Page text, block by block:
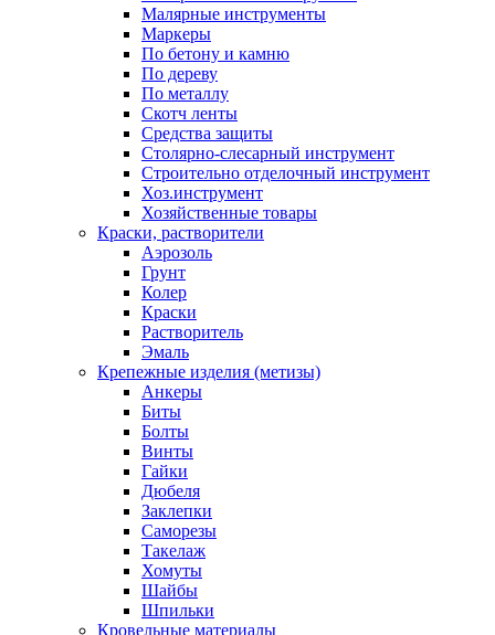
Малярные инструменты
Маркеры
По бетону и камню
По дереву
По металлу
Скотч ленты
Средства защиты
Столярно-слесарный инструмент
Строительно отделочный инструмент
Хоз.инструмент
Хозяйственные товары
Краски, растворители
Аэрозоль
Грунт
Колер
Краски
Растворитель
Эмаль
Крепежные изделия (метизы)
Анкеры
Биты
Болты
Винты
Гайки
Дюбеля
Заклепки
Саморезы
Такелаж
Хомуты
Шайбы
Шпильки
Кровельные материалы